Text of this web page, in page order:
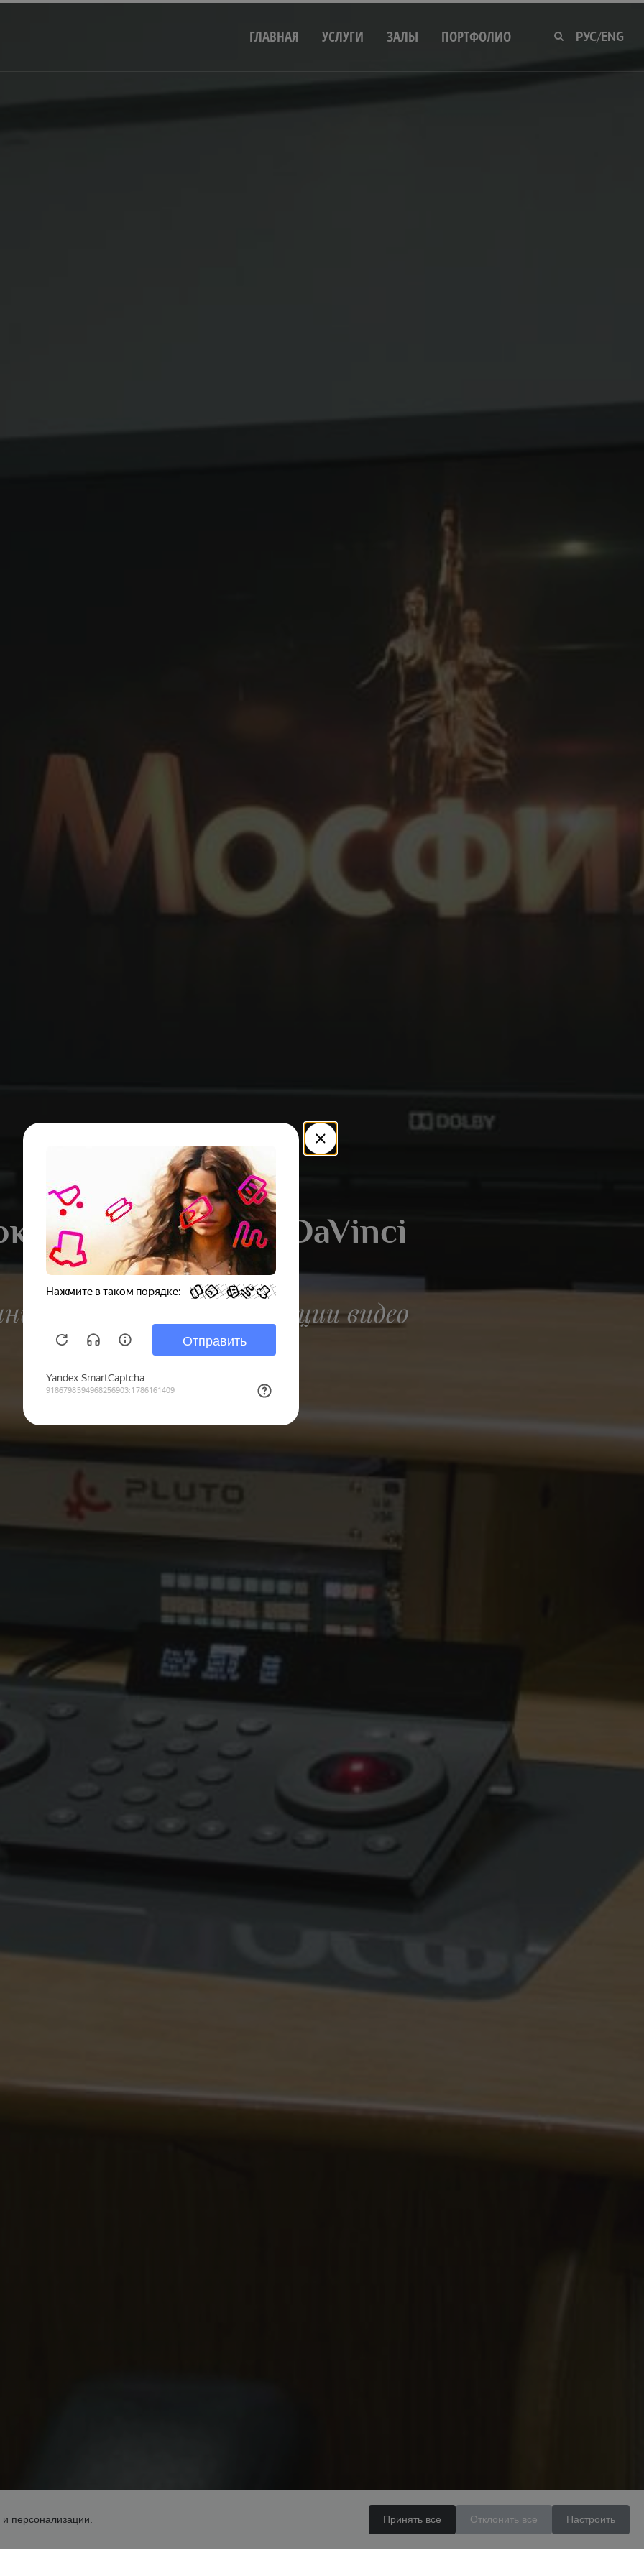
ГЛАВНАЯ УСЛУГИ ЗАЛЫ ПОРТФОЛИО РУС/ENG
видео DaVinci
Resolve
зал для цветокоррекции видео
+7 (499) 143-97-29
персонализации. Принять все Отклонить все Настроить